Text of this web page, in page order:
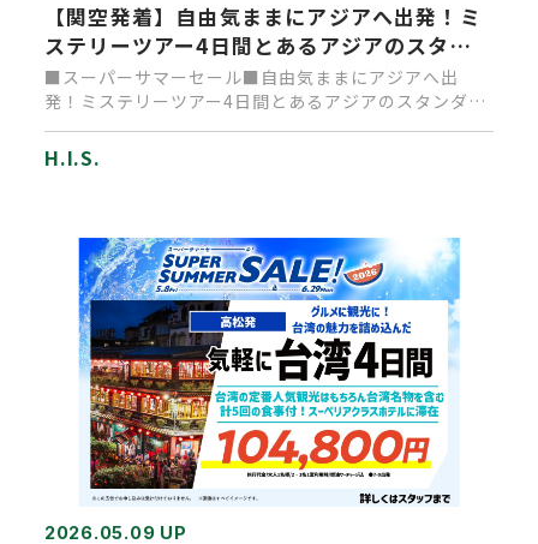
【関空発着】自由気ままにアジアへ出発！ミ
ステリーツアー4日間とあるアジアのスタン
ダードクラスホテル（部屋指定なし）に滞在
とあるアジア 4日間
■スーパーサマーセール■自由気ままにアジアへ出
発！ミステリーツアー4日間とあるアジアのスタンダー
ドクラスホテル（部屋指定…
H.I.S.
2026.05.09 UP